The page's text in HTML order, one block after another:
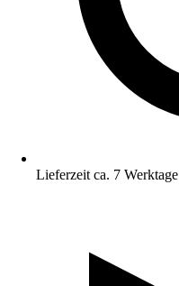
Lieferzeit ca. 7 Werktage